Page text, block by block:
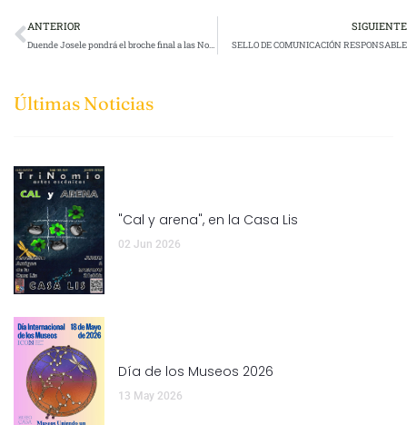
Últimas Noticias
"Cal y arena", en la Casa Lis
02 Jun 2026
Día de los Museos 2026
13 May 2026
ANTERIOR
Duende Josele pondrá el broche final a las Noches de Lis
SIGUIENTE
SELLO DE COMUNICACIÓN RESPONSABLE